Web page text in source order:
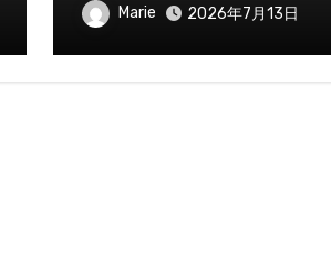
入を伸ばすために知ってお
きたいポイント
Marie 2026年7月13日